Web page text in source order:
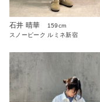
石井 晴華
159cm
スノーピーク ルミネ新宿